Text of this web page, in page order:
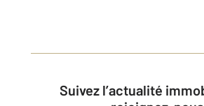
Suivez l’actualité immobilière et